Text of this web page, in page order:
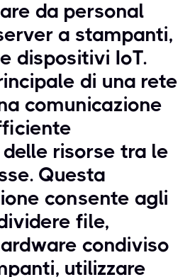
da personal
a stampanti,
dispositivi IoT.
di una rete
comunicazione
risorse tra le
Questa
consente agli
file,
condiviso
utilizzare